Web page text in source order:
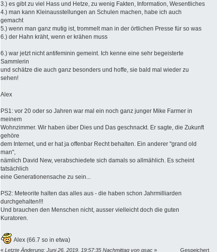
3.) es gibt zu viel Hass und Hetze, zu wenig Fakten, Information, Wesentliches
4.) man kann Kleinausstellungen an Schulen machen, habe ich auch
gemacht
5.) wenn man ganz mutig ist, trommelt man in der örtlichen Presse für so was
6.) der Hahn kräht, wenn er krähen muss
6.) war jetzt nicht antifeminin gemeint. Ich kenne eine sehr begeisterte
Sammlerin
und schätze die auch ganz besonders und hoffe, sie bald mal wieder zu
sehen!
Alex
PS1: vor 20 oder so Jahren war mal ein noch ganz junger Mike Farmer in
meinem
Wohnzimmer. Wir haben über Dies und Das geschnackt. Er sagte, die Zukunft
gehöre
dem Internet, und er hat ja offenbar Recht behalten. Ein anderer "grand old
man",
nämlich David New, verabschiedete sich damals so allmählich. Es scheint
tatsächlich
eine Generationensache zu sein...
PS2: Meteorite halten das alles aus - die haben schon Jahrmilliarden
durchgehalten!!!
Und brauchen den Menschen nicht, ausser vielleicht doch die guten
Kuratoren.
Alex (66.7 so in etwa)
« Letzte Änderung: Juni 26, 2019, 19:57:35 Nachmittag von gsac » Gespeichert